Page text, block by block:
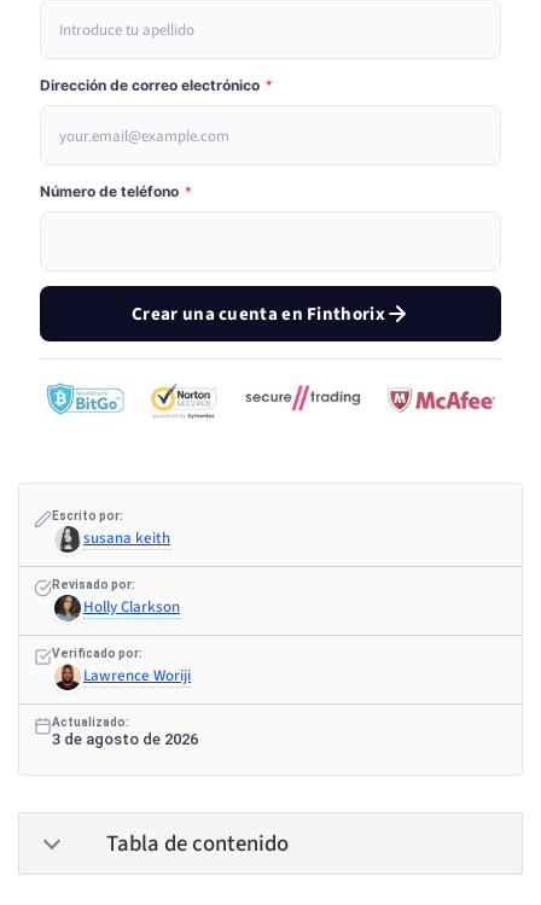
Dirección de correo electrónico *
Número de teléfono *
Crear una cuenta en Finthorix
Escrito por:
susana keith
Revisado por:
Holly Clarkson
Verificado por:
Lawrence Woriji
Actualizado:
3 de agosto de 2026
Tabla de contenido